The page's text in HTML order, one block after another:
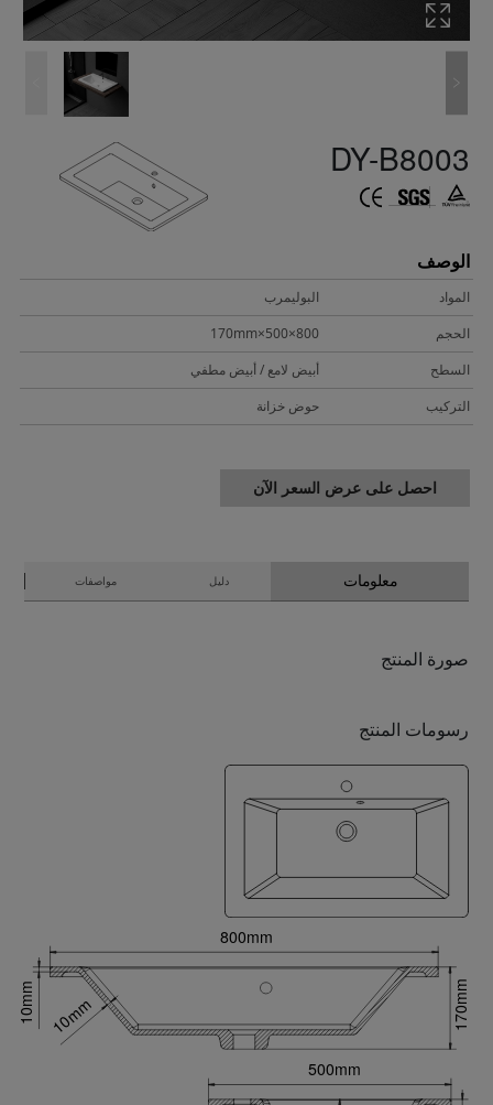
DY-B8003
الوصف
المواد
البوليمرب
الحجم
800×500×170mm
السطح
أبيض لامع / أبيض مطفي
التركيب
حوض خزانة
احصل على عرض السعر الآن
معلومات دليل مواصفات
صورة المنتج
رسومات المنتج